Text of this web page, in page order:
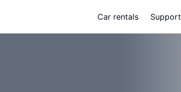
Car rentals Support